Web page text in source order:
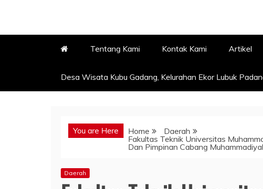
Tentang Kami Kontak Kami Artikel
Desa Wisata Kubu Gadang, Kelurahan Ekor Lubuk
You are Here Home
Daerah
Fakultas Teknik Universitas
Dan Pimpinan Cabang
Daerah